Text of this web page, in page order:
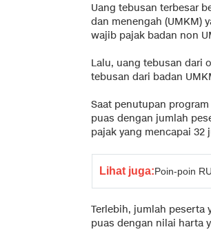
Uang tebusan terbesar
dan menengah (UMKM)
wajib pajak badan non
Lalu, uang tebusan dari
tebusan dari badan
Saat penutupan
puas dengan jumlah
pajak yang mencapai 32
Lihat juga:Poin-poin
Terlebih, jumlah peserta
puas dengan nilai harta